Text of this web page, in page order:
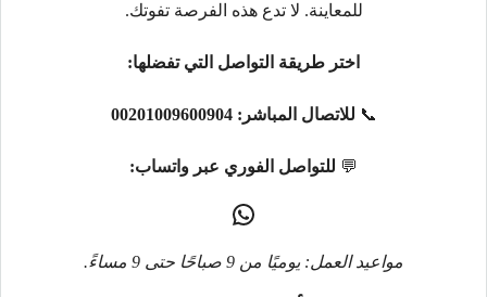
للمعاينة. لا تدع هذه الفرصة تفوتك.
اختر طريقة التواصل التي تفضلها:
📞 للاتصال المباشر: 00201009600904
💬 للتواصل الفوري عبر واتساب:
مواعيد العمل: يوميًا من 9 صباحًا حتى 9 مساءً.